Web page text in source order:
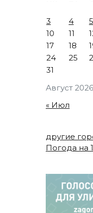
Август 2026
3
4 5
10
11
17
18
24
25
31
« Июл
другие
Погода на